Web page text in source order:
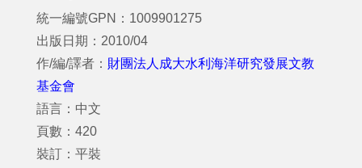
統一編號GPN：1009901275
出版日期：2010/04
作/編/譯者： 財團法人成大水利海洋研究發展文教
基金會
語言：中文
頁數：420
裝訂：平裝